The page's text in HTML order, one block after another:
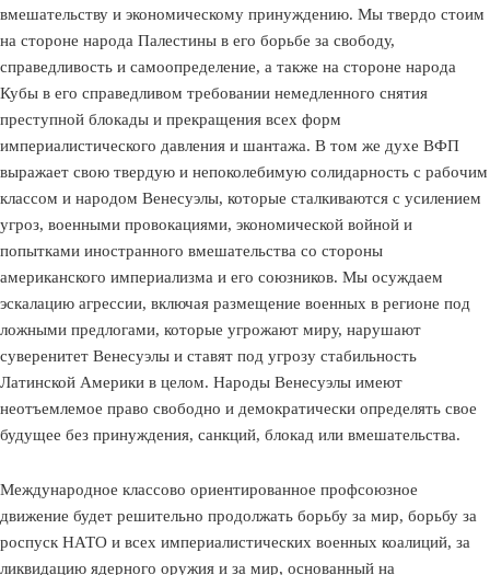
вмешательству и экономическому принуждению. Мы твердо стоим
на стороне народа Палестины в его борьбе за свободу,
справедливость и самоопределение, а также на стороне народа
Кубы в его справедливом требовании немедленного снятия
преступной блокады и прекращения всех форм
империалистического давления и шантажа. В том же духе ВФП
выражает свою твердую и непоколебимую солидарность с рабочим
классом и народом Венесуэлы, которые сталкиваются с усилением
угроз, военными провокациями, экономической войной и
попытками иностранного вмешательства со стороны
американского империализма и его союзников. Мы осуждаем
эскалацию агрессии, включая размещение военных в регионе под
ложными предлогами, которые угрожают миру, нарушают
суверенитет Венесуэлы и ставят под угрозу стабильность
Латинской Америки в целом. Народы Венесуэлы имеют
неотъемлемое право свободно и демократически определять свое
будущее без принуждения, санкций, блокад или вмешательства.
Международное классово ориентированное профсоюзное
движение будет решительно продолжать борьбу за мир, борьбу за
роспуск НАТО и всех империалистических военных коалиций, за
ликвидацию ядерного оружия и за мир, основанный на